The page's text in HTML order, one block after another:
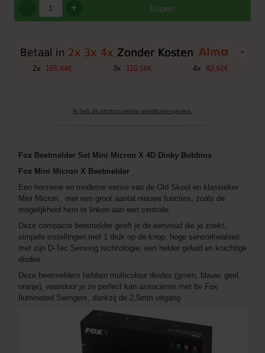
Kopen
+
+
2x 165,84€ 3x 110,56€ 4x 82,92€
Ik heb dit product elders goedkoper gezien.
Fox Beetmelder Set Mini Micron X 4D Dinky Bobbins
Fox Mini Micron X Beetmelder
Een herziene en moderne versie van de Old Skool en klassieker
Mini Micron, met een groot aantal nieuwe functies, zoals de
mogelijkheid hem te linken aan een centrale.
Deze compacte beetmelder geeft je de eenvoud die je zoekt,
simpele instellingen met 1 druk op de knop, hoge sensorkwaliteit
met zijn D-Tec Sensing technologie, een helder geluid en krachtige
diodes.
Deze beetmelders hebben multicolour diodes (groen, blauw, geel,
oranje), waardoor je ze perfect kan associeren met bv Fox
Iluminated Swingers, dankzij de 2,5mm uitgang.